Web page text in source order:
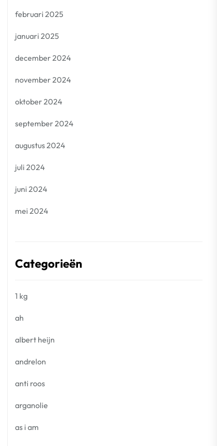
februari 2025
januari 2025
december 2024
november 2024
oktober 2024
september 2024
augustus 2024
juli 2024
juni 2024
mei 2024
Categorieën
1 kg
ah
albert heijn
andrelon
anti roos
arganolie
as i am